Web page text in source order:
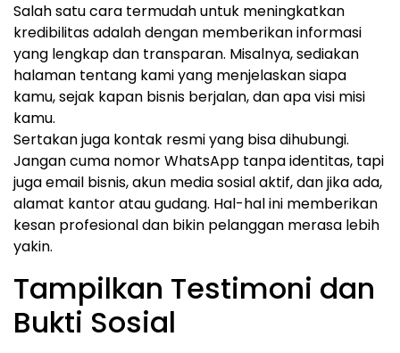
Salah satu cara termudah untuk meningkatkan
kredibilitas adalah dengan memberikan informasi
yang lengkap dan transparan. Misalnya, sediakan
halaman tentang kami yang menjelaskan siapa
kamu, sejak kapan bisnis berjalan, dan apa visi misi
kamu.
Sertakan juga kontak resmi yang bisa dihubungi.
Jangan cuma nomor WhatsApp tanpa identitas, tapi
juga email bisnis, akun media sosial aktif, dan jika ada,
alamat kantor atau gudang. Hal-hal ini memberikan
kesan profesional dan bikin pelanggan merasa lebih
yakin.
Tampilkan Testimoni dan
Bukti Sosial